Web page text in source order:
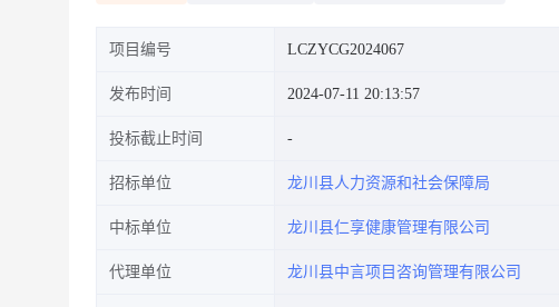
项目编号 LCZYCG2024067
发布时间 2024-07-11 20:13:57
投标截止时间
招标单位 龙川县人力资源和社会保障局
中标单位 龙川县仁享健康管理有限公司
代理单位 龙川县中言项目咨询管理有限公司